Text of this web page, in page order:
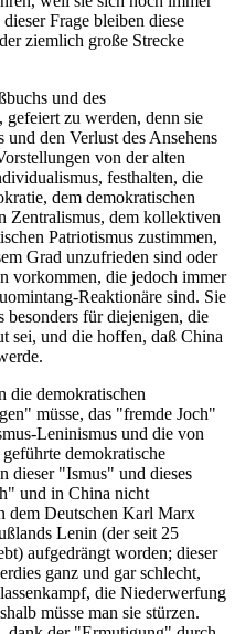
Frage bleiben diese
ziemlich große Strecke
und des
zu werden, denn sie
und den Verlust des Ansehens
von der alten
festhalten, die
dem demokratischen
Zentralismus, dem kollektiven
Patriotismus zustimmen,
Grad unzufrieden sind oder
vorkommen, die jedoch immer
Reaktionäre sind. Sie
besonders für diejenigen, die
sei, und die hoffen, daß China
die demokratischen
müsse, das "fremde Joch"
Leninismus und die von
demokratische
dieser "Ismus" und dieses
und in China nicht
dem Deutschen Karl Marx
Lenin (der seit 25
aufgedrängt worden; dieser
ganz und gar schlecht,
die Niederwerfung
müsse man sie stürzen.